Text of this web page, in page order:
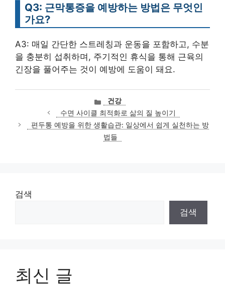
Q3: 근막통증을 예방하는 방법은 무엇인
가요?
A3: 매일 간단한 스트레칭과 운동을 포함하고, 수분
을 충분히 섭취하며, 주기적인 휴식을 통해 근육의
긴장을 풀어주는 것이 예방에 도움이 돼요.
카
테
고
리
건강
수면 사이클 최적화로 삶의 질 높이기
편두통 예방을 위한 생활습관: 일상에서 쉽게 실천하는 방
법들
검색
검색
최신 글